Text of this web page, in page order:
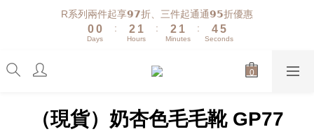
R系列兩件起享𝟵𝟳折、三件起通通𝟵𝟱折優惠
1
0
1
0
Days
:
3
2
1
2
1
0
Hours
:
3
2
1
2
1
0
Minutes
:
5
4
3
6
5
4
Seconds
（現貨）奶杏色毛毛靴 GP77